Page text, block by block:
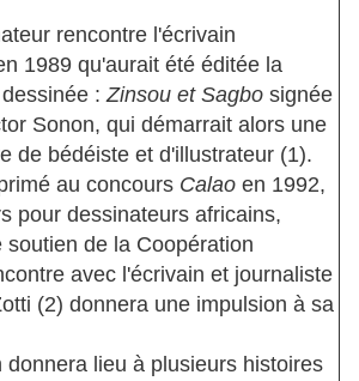
rencontre l'écrivain
1989 qu'aurait été éditée la
dessinée :Zinsou et Sagbo signée
Sonon, qui démarrait alors une
de bédéiste et d'illustrateur (1).
au concours Calao en 1992,
pour dessinateurs africains,
soutien de la Coopération
avec l'écrivain et journaliste
(2) donnera une impulsion à sa
donnera lieu à plusieurs histoires